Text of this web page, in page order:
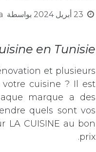
23 أبريل 2024 بواسطة
en Tunisie :
et plusieurs
cuisine ? Il est
marque a des
quels sont vos
CUISINE au bon
prix.